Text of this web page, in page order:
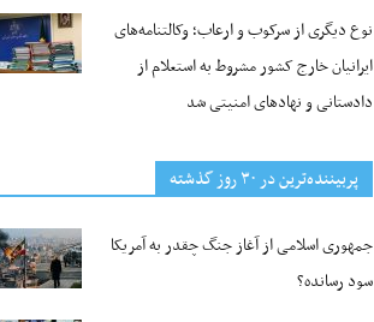
نوع دیگری از سرکوب و ارعاب؛ وکالتنامه‌های
ایرانیان خارج کشور مشروط به استعلام از
دادستانی و نهادهای امنیتی شد
پربیننده‌ترین‌ در ۳۰ روز گذشته
جمهوری اسلامی از آغاز جنگ چقدر به آمریکا
سود رسانده؟